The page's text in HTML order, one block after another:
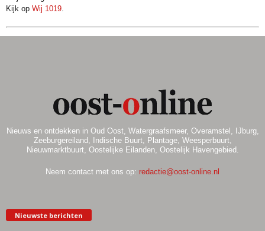
Kijk op Wij 1019
Nieuws en ontdekken in Oud Oost, Watergraafsmeer, Overamstel, IJburg,
Zeeburgereiland, Indische Buurt, Plantage, Weesperbuurt,
Nieuwmarktbuurt, Oostelijke Eilanden, Oostelijk Havengebied.
Neem contact met ons op: redactie@oost-online.nl
Nieuwste berichten